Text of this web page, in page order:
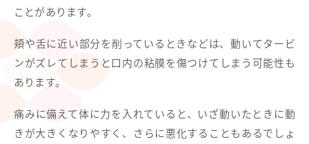
ことがあります。
頬や舌に近い部分を削っているときなどは、動いてタービ
ンがズレてしまうと口内の粘膜を傷つけてしまう可能性も
あります。
痛みに備えて体に力を入れていると、いざ動いたときに動
きが大きくなりやすく、さらに悪化することもあるでしょ